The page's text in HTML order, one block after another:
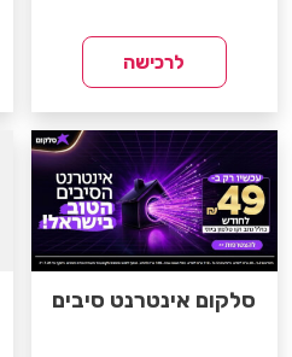
לרכישה
סלקום אינטרנט סיבים